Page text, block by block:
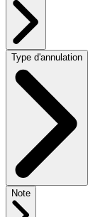
Type d'annulation
Note